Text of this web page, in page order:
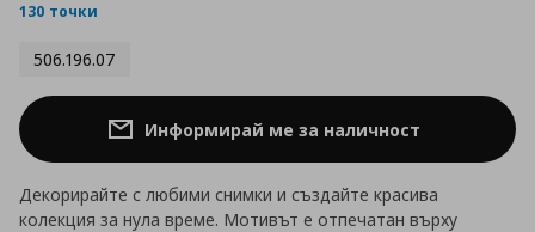
130 точки
506.196.07
Информирай ме за наличност
Декорирайте с любими снимки и създайте красива
колекция за нула време. Мотивът е отпечатан върху